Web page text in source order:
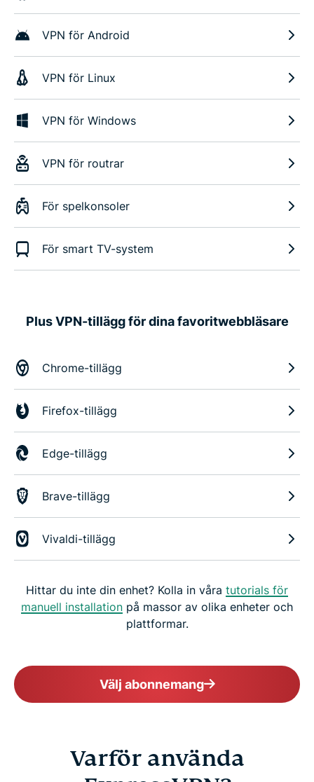
VPN för Android
VPN för Linux
VPN för Windows
VPN för routrar
För spelkonsoler
För smart TV-system
Plus VPN-tillägg för dina favoritwebbläsare
Chrome-tillägg
Firefox-tillägg
Edge-tillägg
Brave-tillägg
Vivaldi-tillägg
Hittar du inte din enhet? Kolla in våra tutorials för
manuell installation på massor av olika enheter och
plattformar.
Välj abonnemang
Varför använda